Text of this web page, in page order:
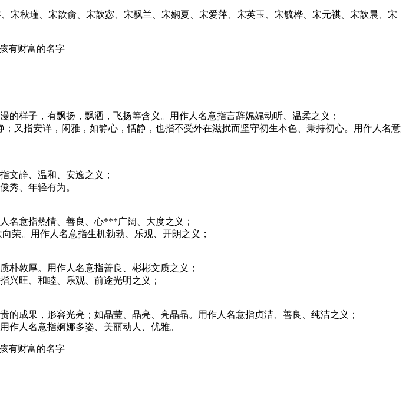
宋秋瑾、宋歆俞、宋歆宓、宋飘兰、宋娴夏、宋爱萍、宋英玉、宋毓桦、宋元祺、宋歆晨、宋
样子，有飘扬，飘洒，飞扬等含义。用作人名意指言辞娓娓动听、温柔之义；
又指安详，闲雅，如静心，恬静，也指不受外在滋扰而坚守初生本色、秉持初心。用作人名意
文静、温和、安逸之义；
秀、年轻有为。
名意指热情、善良、心***广阔、大度之义；
荣。用作人名意指生机勃勃、乐观、开朗之义；
朴敦厚。用作人名意指善良、彬彬文质之义；
兴旺、和睦、乐观、前途光明之义；
成果，形容光亮；如晶莹、晶亮、亮晶晶。用作人名意指贞洁、善良、纯洁之义；
作人名意指婀娜多姿、美丽动人、优雅。